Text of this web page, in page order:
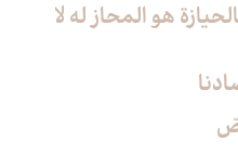
هو المحاز له لا